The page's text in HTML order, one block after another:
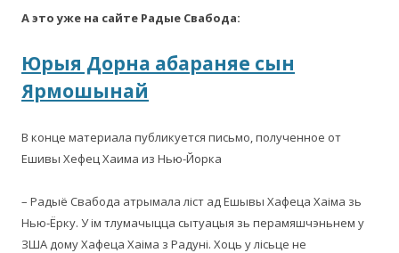
А это уже на сайте Радые Свабода:
Юрыя Дорна абараняе сын
Ярмошынай
В конце материала публикуется письмо, полученное от
Ешивы Хефец Хаима из Нью-Йорка
– Радыё Свабода атрымала ліст ад Ешывы Хафеца Хаіма зь
Нью-Ёрку. У ім тлумачыцца сытуацыя зь перамяшчэньнем у
ЗША дому Хафеца Хаіма з Радуні. Хоць у лісьце не